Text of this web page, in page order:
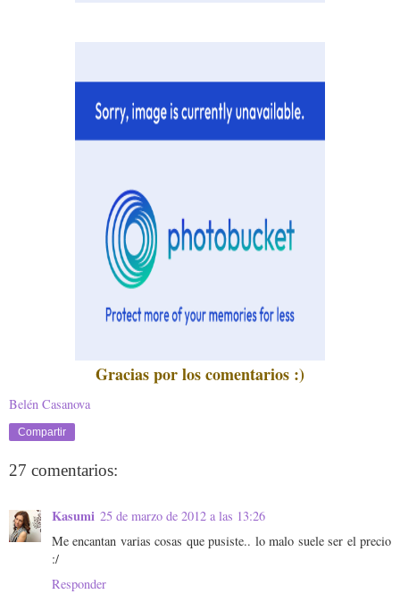
Gracias por los comentarios :)
Belén Casanova
Compartir
27 comentarios:
Kasumi 25 de marzo de 2012 a las 13:26
Me encantan varias cosas que pusiste.. lo malo suele ser el precio
:/
Responder